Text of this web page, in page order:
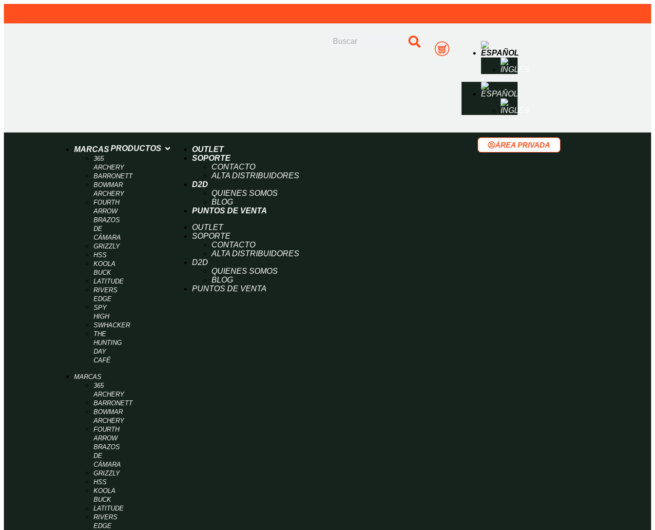
MARCAS
365
ARCHERY
BARRONETT
BOWMAR
ARCHERY
FOURTH
ARROW
BRAZOS
DE
CÁMARA
GRIZZLY
HSS
KOOLA
BUCK
LATITUDE
RIVERS
EDGE
SPY
HIGH
SWHACKER
THE
HUNTING
DAY
CAFÉ
MARCAS
365
ARCHERY
BARRONETT
BOWMAR
ARCHERY
FOURTH
ARROW
BRAZOS
DE
CÁMARA
GRIZZLY
HSS
KOOLA
BUCK
LATITUDE
RIVERS
EDGE
PRODUCTOS
OUTLET
SOPORTE
CONTACTO
ALTA DISTRIBUIDORES
D2D
QUIENES SOMOS
BLOG
PUNTOS DE VENTA
OUTLET
SOPORTE
CONTACTO
ALTA DISTRIBUIDORES
D2D
QUIENES SOMOS
BLOG
PUNTOS DE VENTA
ÁREA PRIVADA